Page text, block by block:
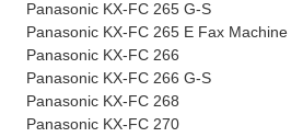
Panasonic KX-FC 265 G-S
Panasonic KX-FC 265 E Fax Machine
Panasonic KX-FC 266
Panasonic KX-FC 266 G-S
Panasonic KX-FC 268
Panasonic KX-FC 270